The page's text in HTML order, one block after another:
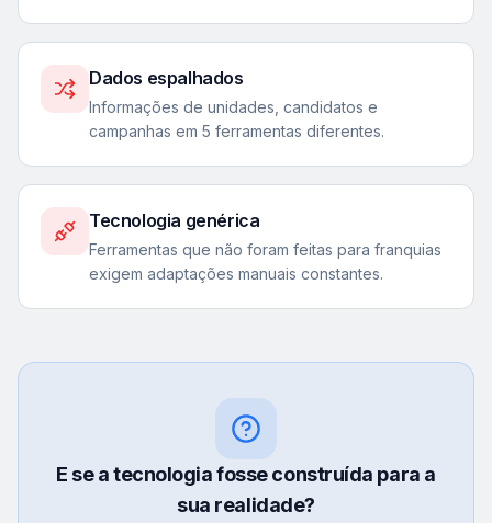
Dados espalhados
Informações de unidades, candidatos e
campanhas em 5 ferramentas diferentes.
Tecnologia genérica
Ferramentas que não foram feitas para franquias
exigem adaptações manuais constantes.
E se a tecnologia fosse construída para a
sua realidade?